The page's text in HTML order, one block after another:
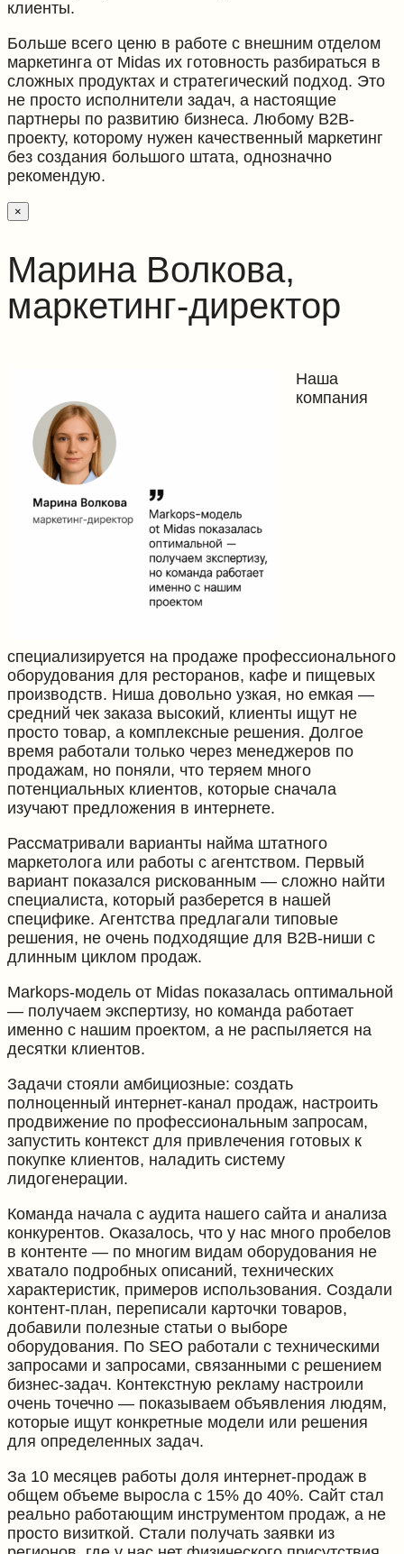
клиенты.
Больше всего ценю в работе с внешним отделом
маркетинга от Midas их готовность разбираться в
сложных продуктах и стратегический подход. Это
не просто исполнители задач, а настоящие
партнеры по развитию бизнеса. Любому B2B-
проекту, которому нужен качественный маркетинг
без создания большого штата, однозначно
рекомендую.
×
Марина Волкова,
маркетинг-директор
Наша
компания
специализируется на продаже профессионального
оборудования для ресторанов, кафе и пищевых
производств. Ниша довольно узкая, но емкая —
средний чек заказа высокий, клиенты ищут не
просто товар, а комплексные решения. Долгое
время работали только через менеджеров по
продажам, но поняли, что теряем много
потенциальных клиентов, которые сначала
изучают предложения в интернете.
Рассматривали варианты найма штатного
маркетолога или работы с агентством. Первый
вариант показался рискованным — сложно найти
специалиста, который разберется в нашей
специфике. Агентства предлагали типовые
решения, не очень подходящие для B2B-ниши с
длинным циклом продаж.
Markops-модель от Midas показалась оптимальной
— получаем экспертизу, но команда работает
именно с нашим проектом, а не распыляется на
десятки клиентов.
Задачи стояли амбициозные: создать
полноценный интернет-канал продаж, настроить
продвижение по профессиональным запросам,
запустить контекст для привлечения готовых к
покупке клиентов, наладить систему
лидогенерации.
Команда начала с аудита нашего сайта и анализа
конкурентов. Оказалось, что у нас много пробелов
в контенте — по многим видам оборудования не
хватало подробных описаний, технических
характеристик, примеров использования. Создали
контент-план, переписали карточки товаров,
добавили полезные статьи о выборе
оборудования. По SEO работали с техническими
запросами и запросами, связанными с решением
бизнес-задач. Контекстную рекламу настроили
очень точечно — показываем объявления людям,
которые ищут конкретные модели или решения
для определенных задач.
За 10 месяцев работы доля интернет-продаж в
общем объеме выросла с 15% до 40%. Сайт стал
реально работающим инструментом продаж, а не
просто визиткой. Стали получать заявки из